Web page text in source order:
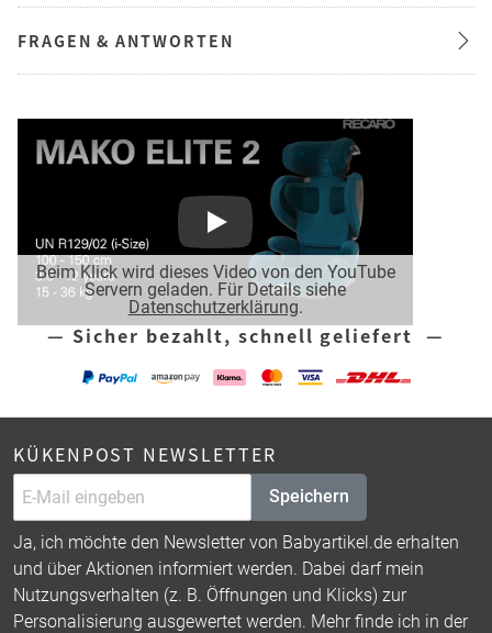
FRAGEN & ANTWORTEN
Beim Klick wird dieses Video von den YouTube
Servern geladen. Für Details siehe
Datenschutzerklärung.
Play
— Sicher bezahlt, schnell geliefert —
KÜKENPOST NEWSLETTER
Speichern
Ja, ich möchte den Newsletter von Babyartikel.de erhalten
und über Aktionen informiert werden. Dabei darf mein
Nutzungsverhalten (z. B. Öffnungen und Klicks) zur
Personalisierung ausgewertet werden. Mehr finde ich in der